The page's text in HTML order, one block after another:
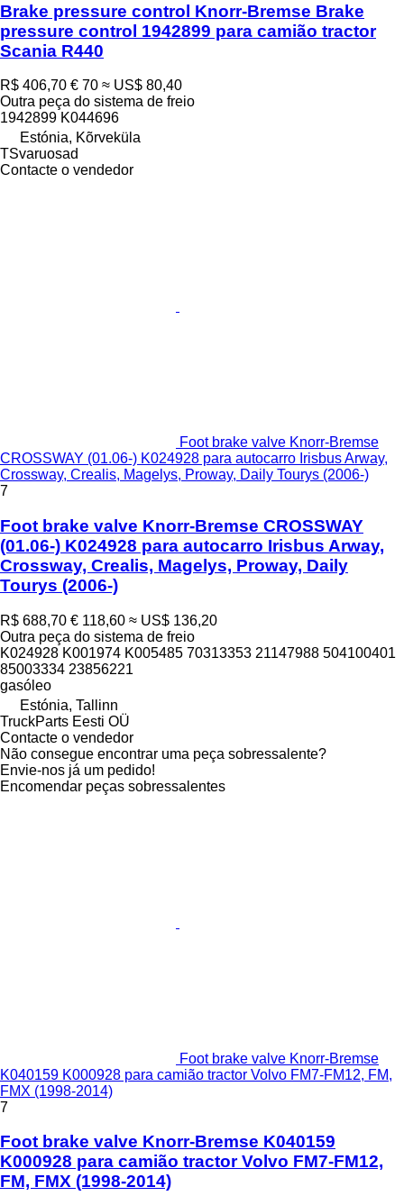
Brake pressure control Knorr-Bremse Brake
pressure control 1942899 para camião tractor
Scania R440
R$ 406,70 € 70 ≈ US$ 80,40
Outra peça do sistema de freio
1942899 K044696
Estónia, Kõrveküla
TSvaruosad
Contacte o vendedor
Foot brake valve Knorr-Bremse
CROSSWAY (01.06-) K024928 para autocarro Irisbus Arway,
Crossway, Crealis, Magelys, Proway, Daily Tourys (2006-)
7
Foot brake valve Knorr-Bremse CROSSWAY
(01.06-) K024928 para autocarro Irisbus Arway,
Crossway, Crealis, Magelys, Proway, Daily
Tourys (2006-)
R$ 688,70 € 118,60 ≈ US$ 136,20
Outra peça do sistema de freio
K024928 K001974 K005485 70313353 21147988 504100401
85003334 23856221
gasóleo
Estónia, Tallinn
TruckParts Eesti OÜ
Contacte o vendedor
Não consegue encontrar uma peça sobressalente?
Envie-nos já um pedido!
Encomendar peças sobressalentes
Foot brake valve Knorr-Bremse
K040159 K000928 para camião tractor Volvo FM7-FM12, FM,
FMX (1998-2014)
7
Foot brake valve Knorr-Bremse K040159
K000928 para camião tractor Volvo FM7-FM12,
FM, FMX (1998-2014)